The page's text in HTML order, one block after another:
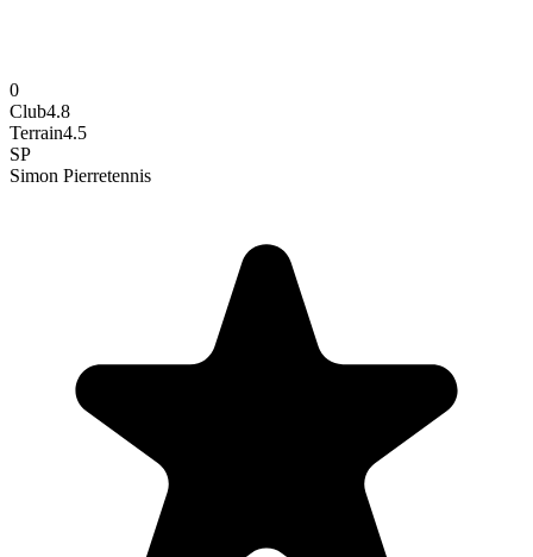
0
Club4.8
Terrain4.5
SP
Simon Pierretennis